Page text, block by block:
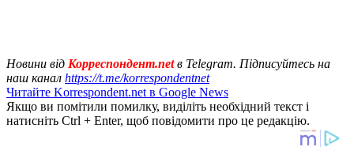
Новини від Корреспондент.netв Telegram. Підписуйтесь на
наш канал https://t.me/korrespondentnet
Читайте Korrespondent.net в Google News
Якщо ви помітили помилку, виділіть необхідний текст і
натисніть Ctrl + Enter, щоб повідомити про це редакцію.